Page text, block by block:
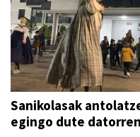
Sanikolasak
egingo dute